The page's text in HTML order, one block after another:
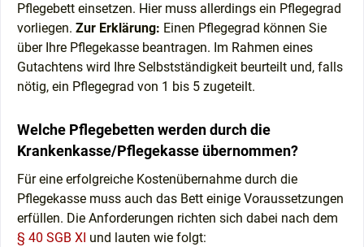
Pflegebett einsetzen. Hier muss allerdings ein Pflegegrad
vorliegen. Zur Erklärung: Einen Pflegegrad können Sie
über Ihre Pflegekasse beantragen. Im Rahmen eines
Gutachtens wird Ihre Selbstständigkeit beurteilt und, falls
nötig, ein Pflegegrad von 1 bis 5 zugeteilt.
Welche Pflegebetten werden durch die
Krankenkasse/Pflegekasse übernommen?
Für eine erfolgreiche Kostenübernahme durch die
Pflegekasse muss auch das Bett einige Voraussetzungen
erfüllen. Die Anforderungen richten sich dabei nach dem
§ 40 SGB XI und lauten wie folgt: